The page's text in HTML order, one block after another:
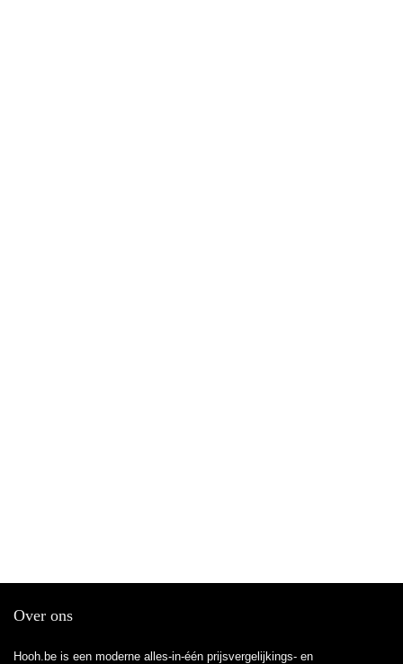
Over ons
Hooh.be is een moderne alles-in-één prijsvergelijkings- en